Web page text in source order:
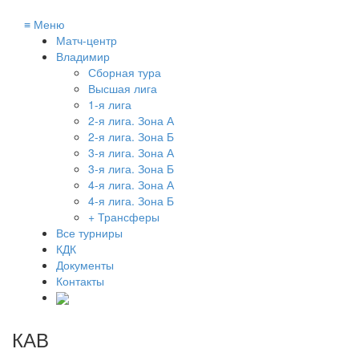
≡ Меню
Матч-центр
Владимир
Сборная тура
Высшая лига
1-я лига
2-я лига. Зона А
2-я лига. Зона Б
3-я лига. Зона А
3-я лига. Зона Б
4-я лига. Зона А
4-я лига. Зона Б
+ Трансферы
Все турниры
КДК
Документы
Контакты
КАВ